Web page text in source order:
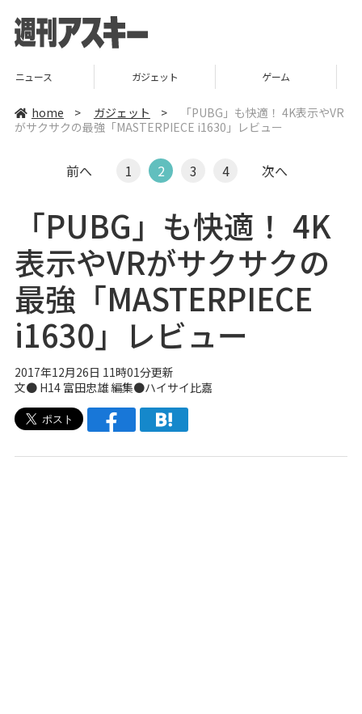
ガジェット ゲーム グルメ
home > ガジェット >
「PUBG」も快適！ 4K表示やVR
がサクサクの最強「MASTERPIECE i1630」レビュー
前へ 1 2 3 4 次へ
「PUBG」も快適！ 4K
表示やVRがサクサクの
最強「MASTERPIECE
i1630」レビュー
2017年12月26日 11時01分更新
文● H14 富田忠雄 編集●ハイサイ比嘉